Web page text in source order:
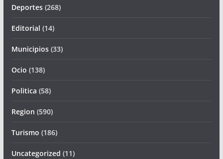
Deportes(268)
Editorial (14)
Municipios(33)
Ocio (138)
Politica (58)
Region (590)
Turismo (186)
Uncategorized (11)